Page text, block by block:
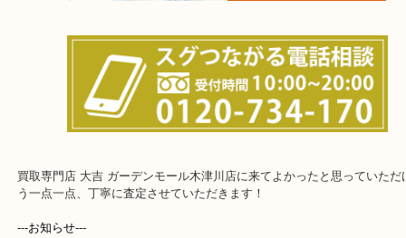
上記に記載がないエリアでもご相談ください！